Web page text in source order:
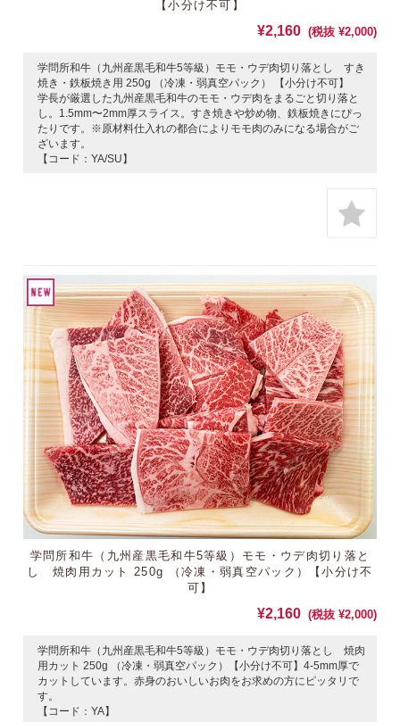
【小分け不可】
¥2,160 (税抜 ¥2,000)
学問所和牛（九州産黒毛和牛5等級）モモ・ウデ肉切り落とし すき
焼き・鉄板焼き用 250g （冷凍・弱真空パック） 【小分け不可】
学長が厳選した九州産黒毛和牛のモモ・ウデ肉をまるごと切り落と
し。1.5mm〜2mm厚スライス。すき焼きや炒め物、鉄板焼きにぴっ
たりです。※原材料仕入れの都合によりモモ肉のみになる場合がご
ざいます。
【コード：YA/SU】
学問所和牛（九州産黒毛和牛5等級）モモ・ウデ肉切り落と
し 焼肉用カット 250g （冷凍・弱真空パック）【小分け不
可】
¥2,160 (税抜 ¥2,000)
学問所和牛（九州産黒毛和牛5等級）モモ・ウデ肉切り落とし 焼肉
用カット 250g （冷凍・弱真空パック）【小分け不可】4-5mm厚で
カットしています。赤身のおいしいお肉をお求めの方にピッタリで
す。
【コード：YA】